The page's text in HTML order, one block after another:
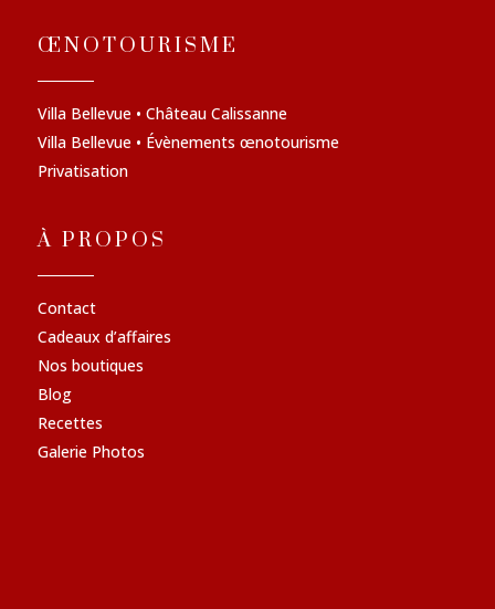
ŒNOTOURISME
Villa Bellevue • Château Calissanne
Villa Bellevue • Évènements œnotourisme
Privatisation
À PROPOS
Contact
Cadeaux d’affaires
Nos boutiques
Blog
Recettes
Galerie Photos